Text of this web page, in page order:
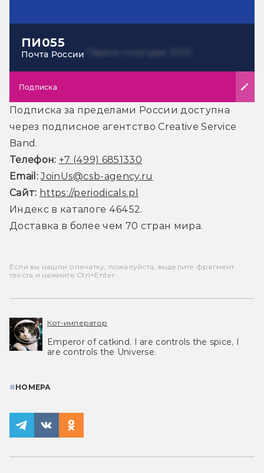
ПИ055
Почта России
Подписка
Подписка за пределами России доступна
через подписное агентство Creative Service
Band.
Телефон: +7 (499) 6851330
Email: JoinUs@csb-agency.ru
Сайт: https://periodicals.pl
Индекс в каталоге 46452.
Доставка в более чем 70 стран мира.
Если вы нашли опечатку, пожалуйста, выделите фрагмент
текста и нажмите Ctrl+Enter.
Кот-император
Emperor of catkind. I are controls the spice, I
are controls the Universe.
#НОМЕРА